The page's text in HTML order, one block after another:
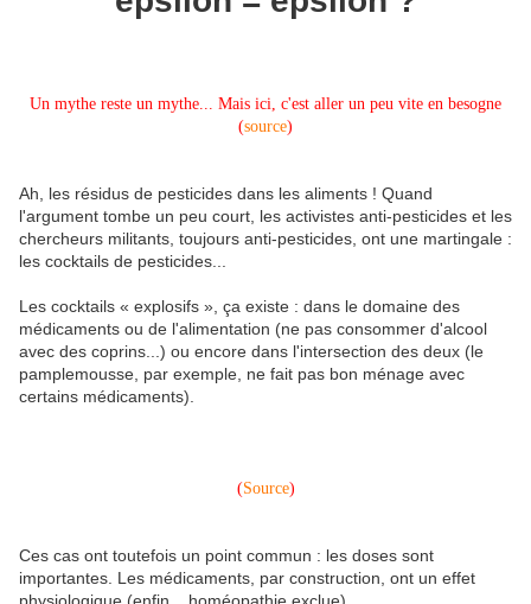
Un mythe reste un mythe... Mais ici, c'est aller un peu vite en besogne
(source)
Ah, les résidus de pesticides dans les aliments ! Quand
l'argument tombe un peu court, les activistes anti-pesticides et les
chercheurs militants, toujours anti-pesticides, ont une martingale :
les cocktails de pesticides...
Les cocktails « explosifs », ça existe : dans le domaine des
médicaments ou de l'alimentation (ne pas consommer d'alcool
avec des coprins...) ou encore dans l'intersection des deux (le
pamplemousse, par exemple, ne fait pas bon ménage avec
certains médicaments).
(Source)
Ces cas ont toutefois un point commun : les doses sont
importantes. Les médicaments, par construction, ont un effet